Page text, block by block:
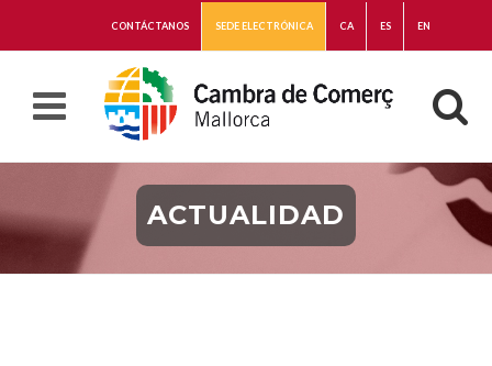
CONTÁCTANOS SEDE ELECTRÓNICA CA ES EN
ACTUALIDAD